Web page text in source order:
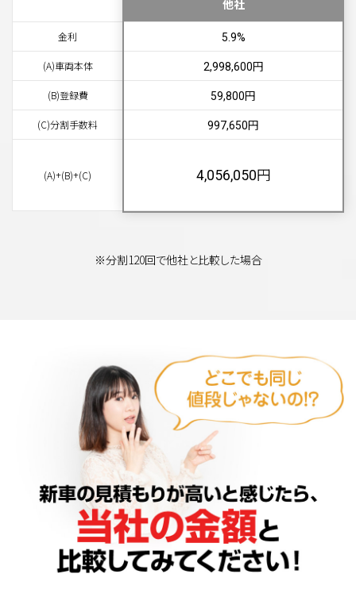
金利
(A)車両本体
(B)登録費
(C)分割手数料
(A)+(B)+(C)
他社
5.9%
2,998,600円
59,800円
997,650円
4,056,050円
※分割120回で他社と比較した場合